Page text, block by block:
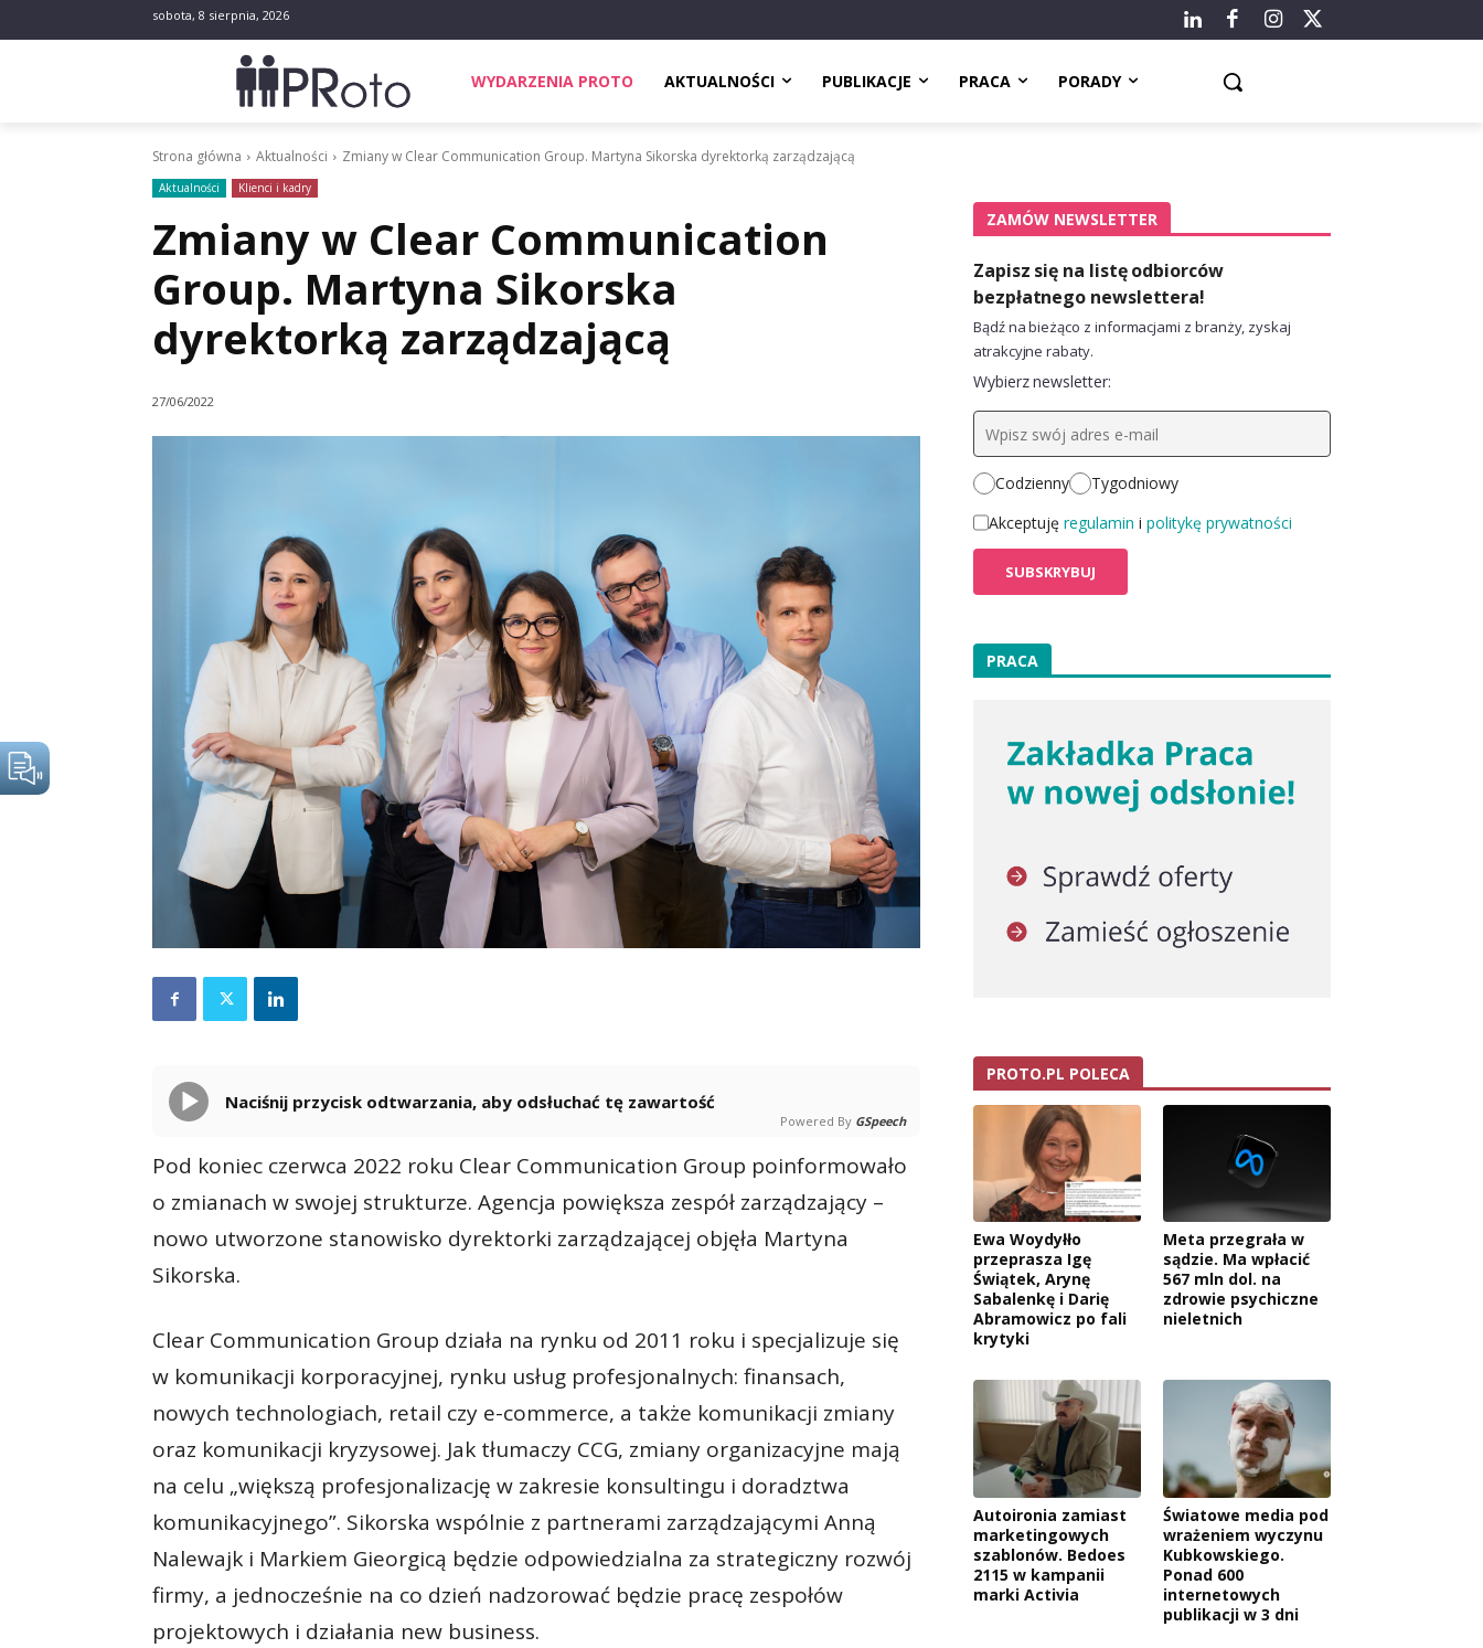
sobota, 8 sierpnia, 2026
WYDARZENIA PROTO AKTUALNOŚCI PUBLIKACJE PRACA PORADY
Strona główna Aktualności Zmiany w Clear Communication Group. Martyna Sikorska dyrektorką zarządzającą
Aktualności Klienci i kadry
Zmiany w Clear Communication
Group. Martyna Sikorska
dyrektorką zarządzającą
27/06/2022
Naciśnij przycisk odtwarzania, aby odsłuchać tę zawartość
Powered By GSpeech
Pod koniec czerwca 2022 roku Clear Communication Group poinformowało
o zmianach w swojej strukturze. Agencja powiększa zespół zarządzający –
nowo utworzone stanowisko dyrektorki zarządzającej objęła Martyna
Sikorska.
Clear Communication Group działa na rynku od 2011 roku i specjalizuje się
w komunikacji korporacyjnej, rynku usług profesjonalnych: finansach,
nowych technologiach, retail czy e-commerce, a także komunikacji zmiany
oraz komunikacji kryzysowej. Jak tłumaczy CCG, zmiany organizacyjne mają
na celu „większą profesjonalizację w zakresie konsultingu i doradztwa
komunikacyjnego”. Sikorska wspólnie z partnerami zarządzającymi Anną
Nalewajk i Markiem Gieorgicą będzie odpowiedzialna za strategiczny rozwój
firmy, a jednocześnie na co dzień nadzorować będzie pracę zespołów
projektowych i działania new business.
ZAMÓW NEWSLETTER
Zapisz się na listę odbiorców
bezpłatnego newslettera!
Bądź na bieżąco z informacjami z branży, zyskaj
atrakcyjne rabaty.
Wybierz newsletter:
Codzienny
Tygodniowy
Akceptuję regulamin i politykę prywatności
PRACA
PROTO.PL POLECA
Ewa Woydyłło
przeprasza Igę
Świątek, Arynę
Sabalenkę i Darię
Abramowicz po fali
krytyki
Meta przegrała w
sądzie. Ma wpłacić
567 mln dol. na
zdrowie psychiczne
nieletnich
Autoironia zamiast
marketingowych
szablonów. Bedoes
2115 w kampanii
marki Activia
Światowe media pod
wrażeniem wyczynu
Kubkowskiego.
Ponad 600
internetowych
publikacji w 3 dni